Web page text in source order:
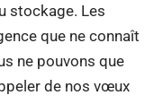
stockage. Les
que ne connaît
ne pouvons que
de nos vœux